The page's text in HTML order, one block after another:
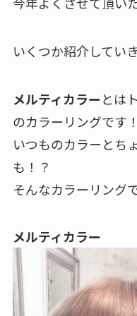
いくつか紹介してい
メルティカラーとは
のカラーリングです！
いつものカラーとち
も！？
そんなカラーリング
メルティカラー